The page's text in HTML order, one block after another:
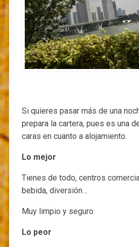
Si quieres pasar más de una
prepara la cartera, pues es una
caras en cuanto a alojamiento.
Lo mejor
Tienes de todo, centros
bebida, diversión…
Muy limpio y seguro
Lo peor